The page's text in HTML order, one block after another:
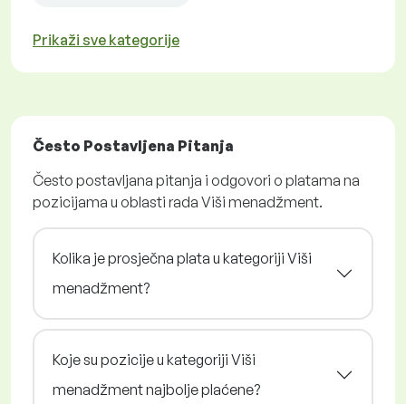
Prikaži sve kategorije
Često Postavljena Pitanja
Često postavljana pitanja i odgovori o platama na
pozicijama u oblasti rada Viši menadžment.
Kolika je prosječna plata u kategoriji Viši
menadžment?
Koje su pozicije u kategoriji Viši
menadžment najbolje plaćene?